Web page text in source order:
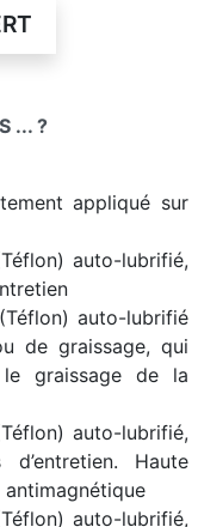
... ?
appliqué sur
auto-lubrifié,
auto-lubrifié
de graissage, qui
le graissage de la
auto-lubrifié,
Haute
auto-lubrifié,